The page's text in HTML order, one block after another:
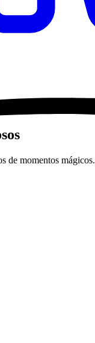
de momentos mágicos.